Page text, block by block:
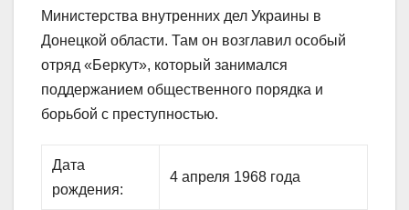
Министерства внутренних дел Украины в
Донецкой области. Там он возглавил особый
отряд «Беркут», который занимался
поддержанием общественного порядка и
борьбой с преступностью.
Дата
рождения:
4 апреля 1968 года